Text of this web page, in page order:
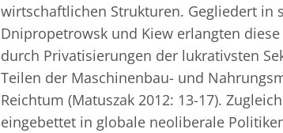
wirtschaftlichen Strukturen. Gegliedert in
Dnipropetrowsk und Kiew erlangten
durch Privatisierungen der lukrativsten
Teilen der Maschinenbau- und
Reichtum (Matuszak 2012: 13-17).
eingebettet in globale neoliberale